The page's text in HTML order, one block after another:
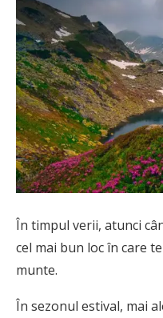
În timpul verii, atunci
cel mai bun loc în care
munte.
În sezonul estival, mai